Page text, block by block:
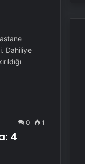
Dahiliye
0 1
4